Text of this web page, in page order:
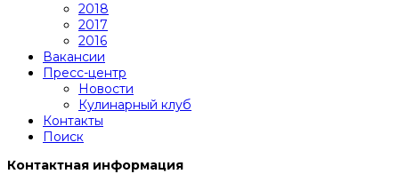
2018
2017
2016
Вакансии
Пресс-центр
Новости
Кулинарный клуб
Контакты
Поиск
Контактная информация